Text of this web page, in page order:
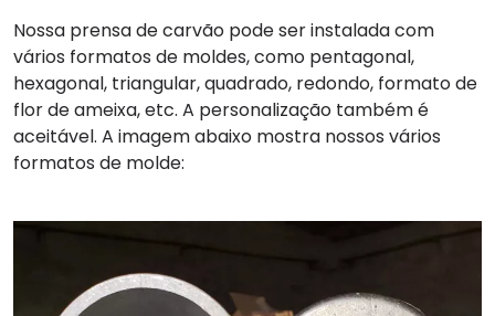
Nossa prensa de carvão pode ser instalada com
vários formatos de moldes, como pentagonal,
hexagonal, triangular, quadrado, redondo, formato de
flor de ameixa, etc. A personalização também é
aceitável. A imagem abaixo mostra nossos vários
formatos de molde: